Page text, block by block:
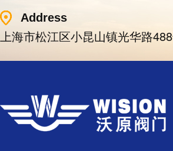
Address
上海市松江区小昆山镇光华路